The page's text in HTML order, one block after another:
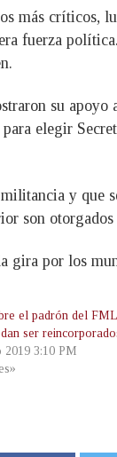
más críticos,
fuerza
su
elegir
y que
son otorgados
por los
el padrón del
ser
2019 3:10 PM